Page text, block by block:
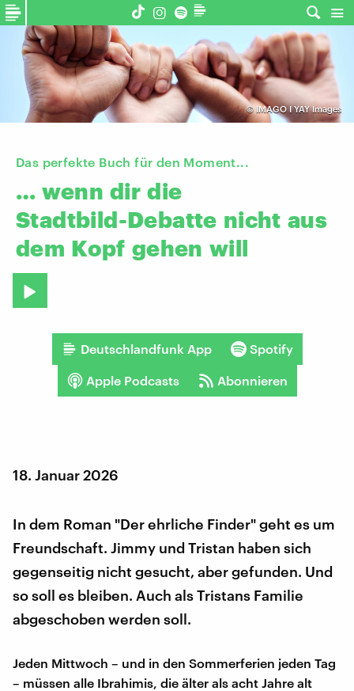
© IMAGO I YAY Images
Das perfekte Buch für den Moment...
… wenn dir die
Stadtbild-Debatte nicht aus
dem Kopf gehen will
Deutschlandfunk App Spotify
Apple Podcasts Abonnieren
18. Januar 2026
In dem Roman "Der ehrliche Finder" geht es um
Freundschaft. Jimmy und Tristan haben sich
gegenseitig nicht gesucht, aber gefunden. Und
so soll es bleiben. Auch als Tristans Familie
abgeschoben werden soll.
Jeden Mittwoch – und in den Sommerferien jeden Tag
– müssen alle Ibrahimis, die älter als acht Jahre alt